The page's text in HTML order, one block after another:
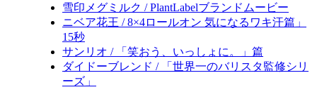
雪印メグミルク / PlantLabelブランドムービー
ニベア花王 / 8×4ロールオン 気になるワキ汗篇」
15秒
サンリオ / 「笑おう、いっしょに。」篇
ダイドーブレンド / 「世界一のバリスタ監修シリ
ーズ」